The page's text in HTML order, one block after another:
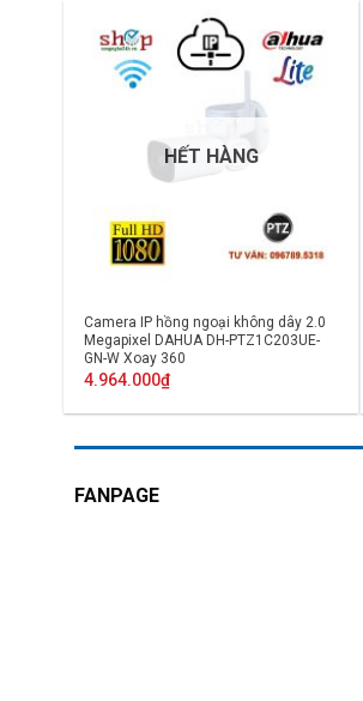
HẾT HÀNG
Camera IP hồng ngoại không dây 2.0
Megapixel DAHUA DH-PTZ1C203UE-
GN-W Xoay 360
4.964.000₫
FANPAGE